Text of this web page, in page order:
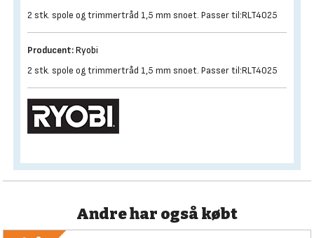
2 stk. spole og trimmertråd 1,5 mm snoet. Passer til:RLT4025
Producent:Ryobi
2 stk. spole og trimmertråd 1,5 mm snoet. Passer til:RLT4025
Andre har også købt